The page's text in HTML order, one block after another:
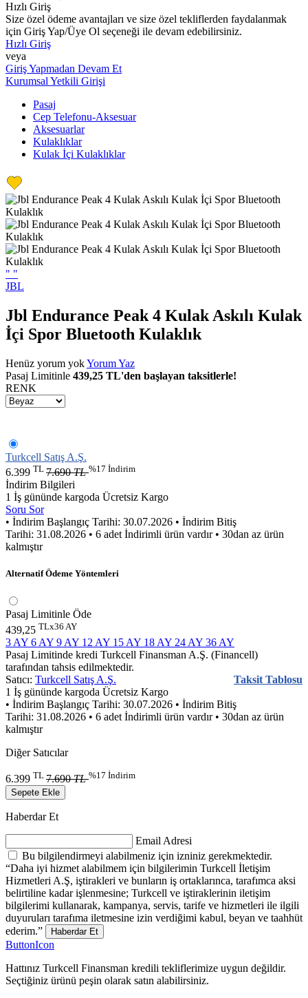
Hızlı Giriş
Size özel ödeme avantajları ve size özel tekliflerden faydalanmak
için Giriş Yap/Üye Ol seçeneği ile devam edebilirsiniz.
Hızlı Giriş
veya
Giriş Yapmadan Devam Et
Kurumsal Yetkili Girişi
Pasaj
Cep Telefonu-Aksesuar
Aksesuarlar
Kulaklıklar
Kulak İçi Kulaklıklar
" "
JBL
Jbl Endurance Peak 4 Kulak Askılı Kulak
İçi Spor Bluetooth Kulaklık
Henüz yorum yokYorum Yaz
Pasaj Limitinle 439,25 TL'den başlayan taksitlerle!
RENK
Turkcell Satış A.Ş.
6.399 TL 7.690TL%17 İndirim
İndirim Bilgileri
1 İş gününde kargoda Ücretsiz Kargo
Soru Sor
• İndirim Başlangıç Tarihi: 30.07.2026 • İndirim Bitiş
Tarihi: 31.08.2026 • 6 adet İndirimli ürün vardır • 30dan az ürün
kalmıştır
Alternatif Ödeme Yöntemleri
Pasaj Limitinle Öde
439,25 TLx36 AY
3 AY 6 AY 9 AY 12 AY 15 AY 18 AY 24 AY 36 AY
Pasaj Limitinde kredi Turkcell Finansman A.Ş. (Financell)
tarafından tahsis edilmektedir.
Satıcı: Turkcell Satış A.Ş.
Taksit Tablosu
1 İş gününde kargoda Ücretsiz Kargo
• İndirim Başlangıç Tarihi: 30.07.2026 • İndirim Bitiş
Tarihi: 31.08.2026 • 6 adet İndirimli ürün vardır • 30dan az ürün
kalmıştır
Diğer Satıcılar
6.399 TL 7.690TL%17 İndirim
Sepete Ekle
Haberdar Et
Email Adresi
Bu bilgilendirmeyi alabilmeniz için izniniz gerekmektedir.
“Daha iyi hizmet alabilmem için bilgilerimin Turkcell İletişim
Hizmetleri A.Ş, iştirakleri ve bunların iş ortaklarınca, tarafımca aksi
belirtiline kadar işlenmesine; Turkcell ve iştiraklerinin iletişim
bilgilerimi kullanarak, kampanya, servis, tarife ve hizmetleri ile ilgili
duyuruları tarafıma iletmesine izin verdiğimi kabul, beyan ve taahhüt
ederim.”
Haberdar Et
ButtonIcon
Hattınız Turkcell Finansman kredili tekliflerimize uygun değildir.
Seçtiğiniz ürünü peşin olarak satın alabilirsiniz.